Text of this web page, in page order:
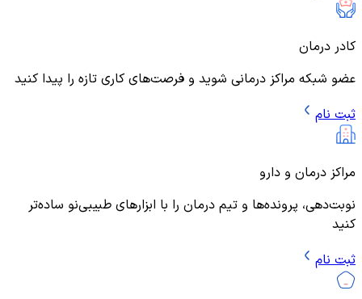
کادر درمان
عضو شبکه مراکز درمانی شوید و فرصت‌های کاری تازه را پیدا کنید
ثبت نام
مراکز درمان و دارو
نوبت‌دهی، پرونده‌ها و تیم درمان را با ابزارهای طبیبی‌نو ساده‌تر
کنید
ثبت نام